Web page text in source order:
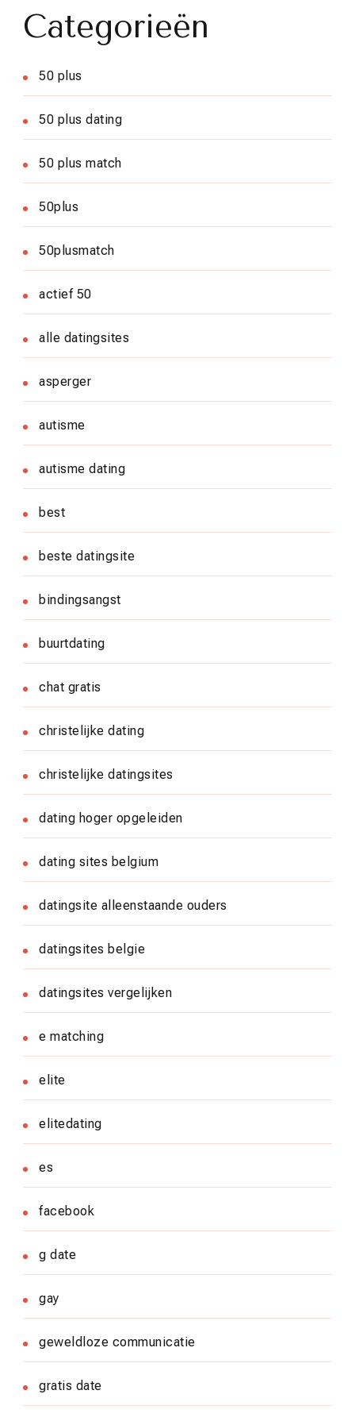
Categorieën
50 plus
50 plus dating
50 plus match
50plus
50plusmatch
actief 50
alle datingsites
asperger
autisme
autisme dating
best
beste datingsite
bindingsangst
buurtdating
chat gratis
christelijke dating
christelijke datingsites
dating hoger opgeleiden
dating sites belgium
datingsite alleenstaande ouders
datingsites belgie
datingsites vergelijken
e matching
elite
elitedating
es
facebook
g date
gay
geweldloze communicatie
gratis date